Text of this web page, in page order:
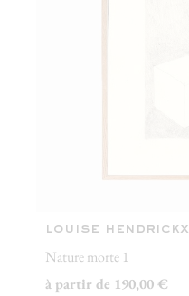
louise hendrickx
Nature morte 1
à partir de 190,00 €